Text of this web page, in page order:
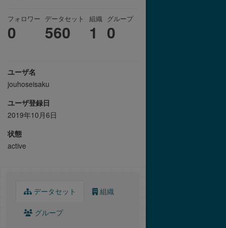
フォロワー
0
データセット
560
組織
1
グループ
0
ユーザ名
jouhoseisaku
ユーザ登録日
2019年10月6日
状態
active
データセット 組織
グループ